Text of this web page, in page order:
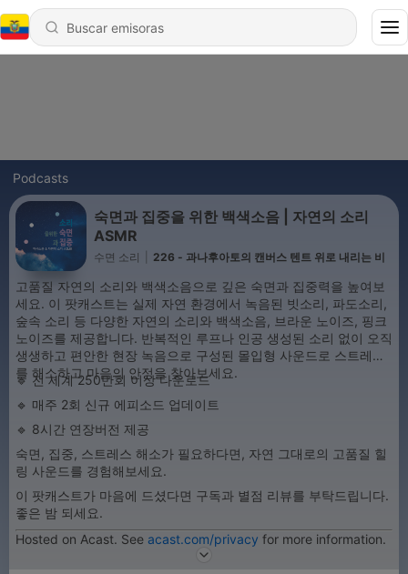
Podcasts
숙면과 집중을 위한 백색소음 | 자연의 소리
ASMR
수면 소리 226 - 과나후아토의 캔버스 텐트 위로 내리는 비
고품질 자연의 소리와 백색소음으로 깊은 숙면과 집중력을 높여보
세요. 이 팟캐스트는 실제 자연 환경에서 녹음된 빗소리, 파도소리,
숲속 소리 등 다양한 자연의 소리와 백색소음, 브라운 노이즈, 핑크
노이즈를 제공합니다. 반복적인 루프나 인공 생성된 소리 없이 오직
생생하고 편안한 현장 녹음으로 구성된 몰입형 사운드로 스트레스
를 해소하고 마음의 안정을 찾아보세요.
🔹 전 세계 250만회 이상 다운로드
🔹 매주 2회 신규 에피소드 업데이트
🔹 8시간 연장버전 제공
숙면, 집중, 스트레스 해소가 필요하다면, 자연 그대로의 고품질 힐
링 사운드를 경험해보세요.
이 팟캐스트가 마음에 드셨다면 구독과 별점 리뷰를 부탁드립니다.
좋은 밤 되세요.
Hosted on Acast. See acast.com/privacy for more information.